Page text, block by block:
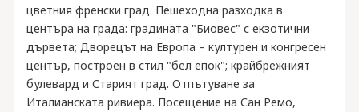
цветния френски град. Пешеходна разходка в
центъра на града: градината "Биовес" с екзотични
дървета; Дворецът на Европа – културен и конгресен
център, построен в стил "бел епок"; крайбрежният
булевард и Старият град. Отпътуване за
Италианската ривиера. Посещение на Сан Ремо,